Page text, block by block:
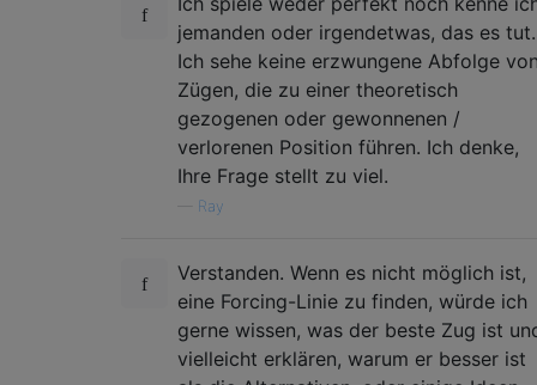
jemanden oder irgendetwas, das es tut.
Ich sehe keine erzwungene Abfolge
Zügen, die zu einer theoretisch
gezogenen oder gewonnenen /
verlorenen Position führen. Ich denke,
Ihre Frage stellt zu viel.
Ray
Verstanden. Wenn es nicht möglich ist,
eine Forcing-Linie zu finden, würde ich
gerne wissen, was der beste Zug ist
vielleicht erklären, warum er besser ist